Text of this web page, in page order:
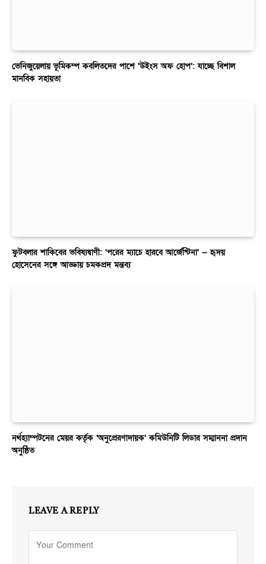
ভেনিজুয়েলায় ভূমিকম্প কবলিতদের পাশে ‘উইংস অফ হোপ’: যাচ্ছে বিশাল
মানবিক সহায়তা
ফুটবলার শাকিবের ভবিষ্যদ্বাণী: ‘পরের ম্যাচে হারবে আর্জেন্টিনা’ — হৃদয়
হোসেনের সঙ্গে আড্ডায় চমকপ্রদ মন্তব্য
নর্থহ্যাম্পটনের মেয়র কর্তৃক ‘অনুপ্রেরণাদায়ক’ কমিউনিটি লিডার সম্মাননা প্রদান
অনুষ্ঠিত
LEAVE A REPLY